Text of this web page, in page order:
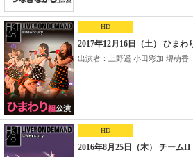
HD
2017年12月16日（土） ひま
出演者：上野遥 小田彩加 堺萌香 ...
HD
2016年8月25日（木） チーム